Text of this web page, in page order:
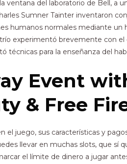
ventana del laboratorio de Bell,
Sumner Tainter inventaron
humanos normales mediante
experimentó brevemente con
para la enseñanza del
Event
& Free
el juego, sus características y
llevar en muchas slots, que
el límite de dinero a jugar